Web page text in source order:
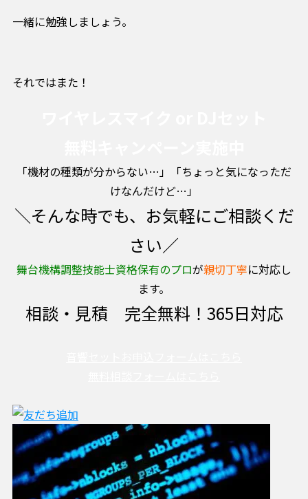
一緒に勉強しましょう。
それではまた！
「機材の種類が分からない…」「ちょっと気になっただ
けなんだけど…」
＼そんな時でも、お気軽にご相談くだ
さい／
舞台機構調整技能士資格保有のプロが親切丁寧に対応し
ます。
相談・見積 完全無料！365日対応